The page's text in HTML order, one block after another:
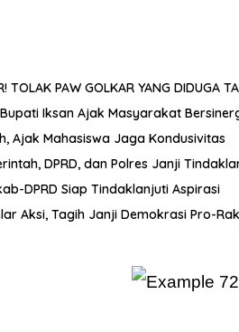
TOLAK PAW GOLKAR YANG DIDUGA
Iksan Ajak Masyarakat
Ajak Mahasiswa Jaga Kondusivitas
DPRD, dan Polres Janji
DPRD Siap Tindaklanjuti Aspirasi
Aksi, Tagih Janji Demokrasi Pro-